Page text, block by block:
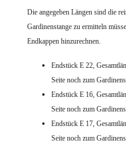
Die angegeben Längen sind die
Gardinenstange zu ermitteln
Endkappen hinzurechnen.
Endstück E 22,
Seite noch zum
Endstück E 16,
Seite noch zum
Endstück E 17,
Seite noch zum